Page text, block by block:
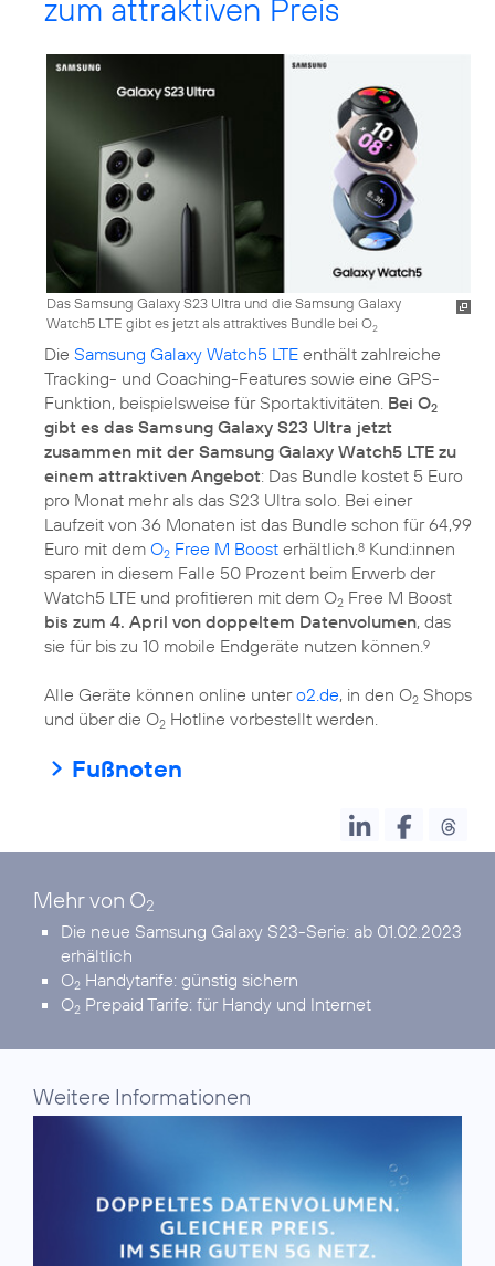
zum attraktiven Preis
Das Samsung Galaxy S23 Ultra und die Samsung Galaxy
Watch5 LTE gibt es jetzt als attraktives Bundle bei O2
Die Samsung Galaxy Watch5 LTE enthält zahlreiche
Tracking- und Coaching-Features sowie eine GPS-
Funktion, beispielsweise für Sportaktivitäten. Bei O2
gibt es das Samsung Galaxy S23 Ultra jetzt
zusammen mit der Samsung Galaxy Watch5 LTE zu
einem attraktiven Angebot: Das Bundle kostet 5 Euro
pro Monat mehr als das S23 Ultra solo. Bei einer
Laufzeit von 36 Monaten ist das Bundle schon für 64,99
Euro mit dem O2 Free M Boost erhältlich.8 Kund:innen
sparen in diesem Falle 50 Prozent beim Erwerb der
Watch5 LTE und profitieren mit dem O2 Free M Boost
bis zum 4. April von doppeltem Datenvolumen, das
sie für bis zu 10 mobile Endgeräte nutzen können.9
Alle Geräte können online untero2.de, in den O2 Shops
und über die O2 Hotline vorbestellt werden.
Fußnoten
Mehr von O2
Die neue Samsung Galaxy S23-Serie: ab 01.02.2023
erhältlich
O2 Handytarife: günstig sichern
O2 Prepaid Tarife: für Handy und Internet
Weitere Informationen